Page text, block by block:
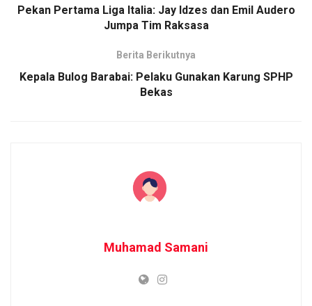
Pekan Pertama Liga Italia: Jay Idzes dan Emil Audero
Jumpa Tim Raksasa
Berita Berikutnya
Kepala Bulog Barabai: Pelaku Gunakan Karung SPHP
Bekas
Muhamad Samani